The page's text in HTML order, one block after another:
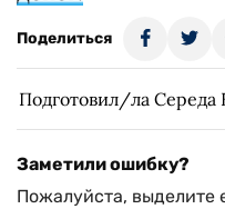
Поделиться
Подготовил/ла Середа
Заметили ошибку?
Пожалуйста,